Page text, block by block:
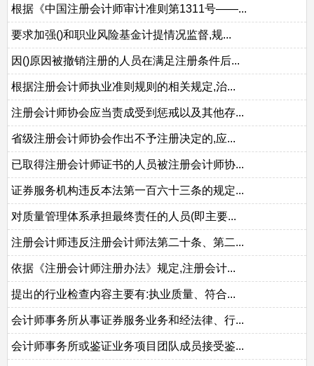
根据《中国注册会计师审计准则第1311号——...
要求加强()和职业风险基金计提情况监督,规...
因()原因被撤销注册的人员在满足注册条件后...
根据注册会计师执业准则规则的相关规定,治...
注册会计师协会应当责成受到惩戒以及其他存...
省级注册会计师协会作出不予注册决定的,应...
已取得注册会计师证书的人员被注册会计师协...
证券服务机构违反本法第一百六十三条的规定...
对质量管理体系承担最终责任的人员(即主要...
注册会计师违反注册会计师法第二十条、第二...
依据《注册会计师注册办法》规定,注册会计...
提出的行业检查内容主要有:执业质量、符合...
会计师事务所从事证券服务业务和经法律、行...
会计师事务所或鉴证业务项目团队成员接受鉴...